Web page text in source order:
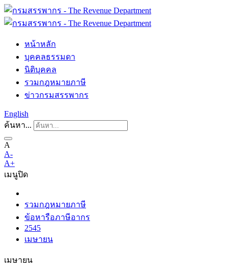
หน้าหลัก
บุคคลธรรมดา
นิติบุคคล
รวมกฎหมายภาษี
ข่าวกรมสรรพากร
English
ค้นหา...
A
A-
A+
เมนูปิด
รวมกฎหมายภาษี
ข้อหารือภาษีอากร
2545
เมษายน
เมษายน